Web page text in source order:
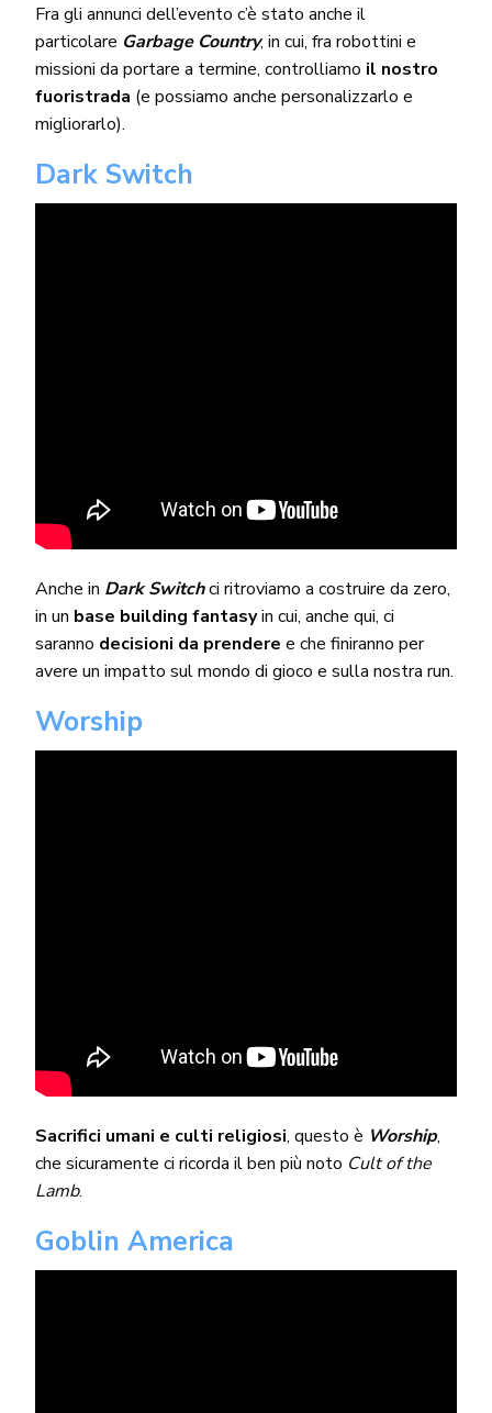
Fra gli annunci dell’evento c’è stato anche il
particolare GarbageCountry, in cui, fra robottini e
missioni da portare a termine, controlliamo il nostro
fuoristrada (e possiamo anche personalizzarlo e
migliorarlo).
Dark Switch
Anche in Dark Switchci ritroviamo a costruire da zero,
in un base building fantasyin cui, anche qui, ci
saranno decisioni da prenderee che finiranno per
avere un impatto sul mondo di gioco e sulla nostra run.
Worship
Sacrifici umani e culti religiosi, questo è Worship,
che sicuramente ci ricorda il ben più noto Cult of the
Lamb.
Goblin America